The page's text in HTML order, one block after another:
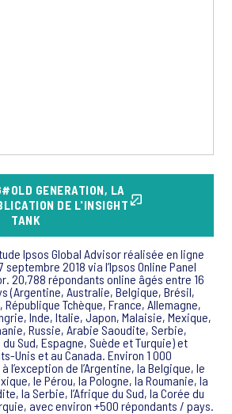
GENERATION, LA
DE L'INSIGHT
TANK
Ipsos Global Advisor réalisée en ligne
2018 via l’Ipsos Online Panel
20,788 répondants online âgés entre 16
(Argentine, Australie, Belgique, Brésil,
République Tchèque, France, Allemagne,
Inde, Italie, Japon, Malaisie, Mexique,
Russie, Arabie Saoudite, Serbie,
Sud, Espagne, Suède et Turquie) et
Unis et au Canada. Environ 1 000
l’exception de l’Argentine, la Belgique, le
le Pérou, la Pologne, la Roumanie, la
la Serbie, l’Afrique du Sud, la Corée du
avec environ +500 répondants / pays.